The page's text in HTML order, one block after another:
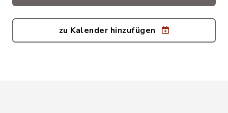
zu Kalender hinzufügen